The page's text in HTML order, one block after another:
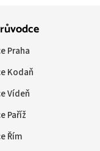
Praha
Kodaň
Vídeň
Paříž
Řím